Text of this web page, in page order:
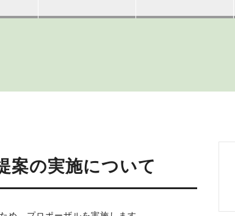
案の実施について